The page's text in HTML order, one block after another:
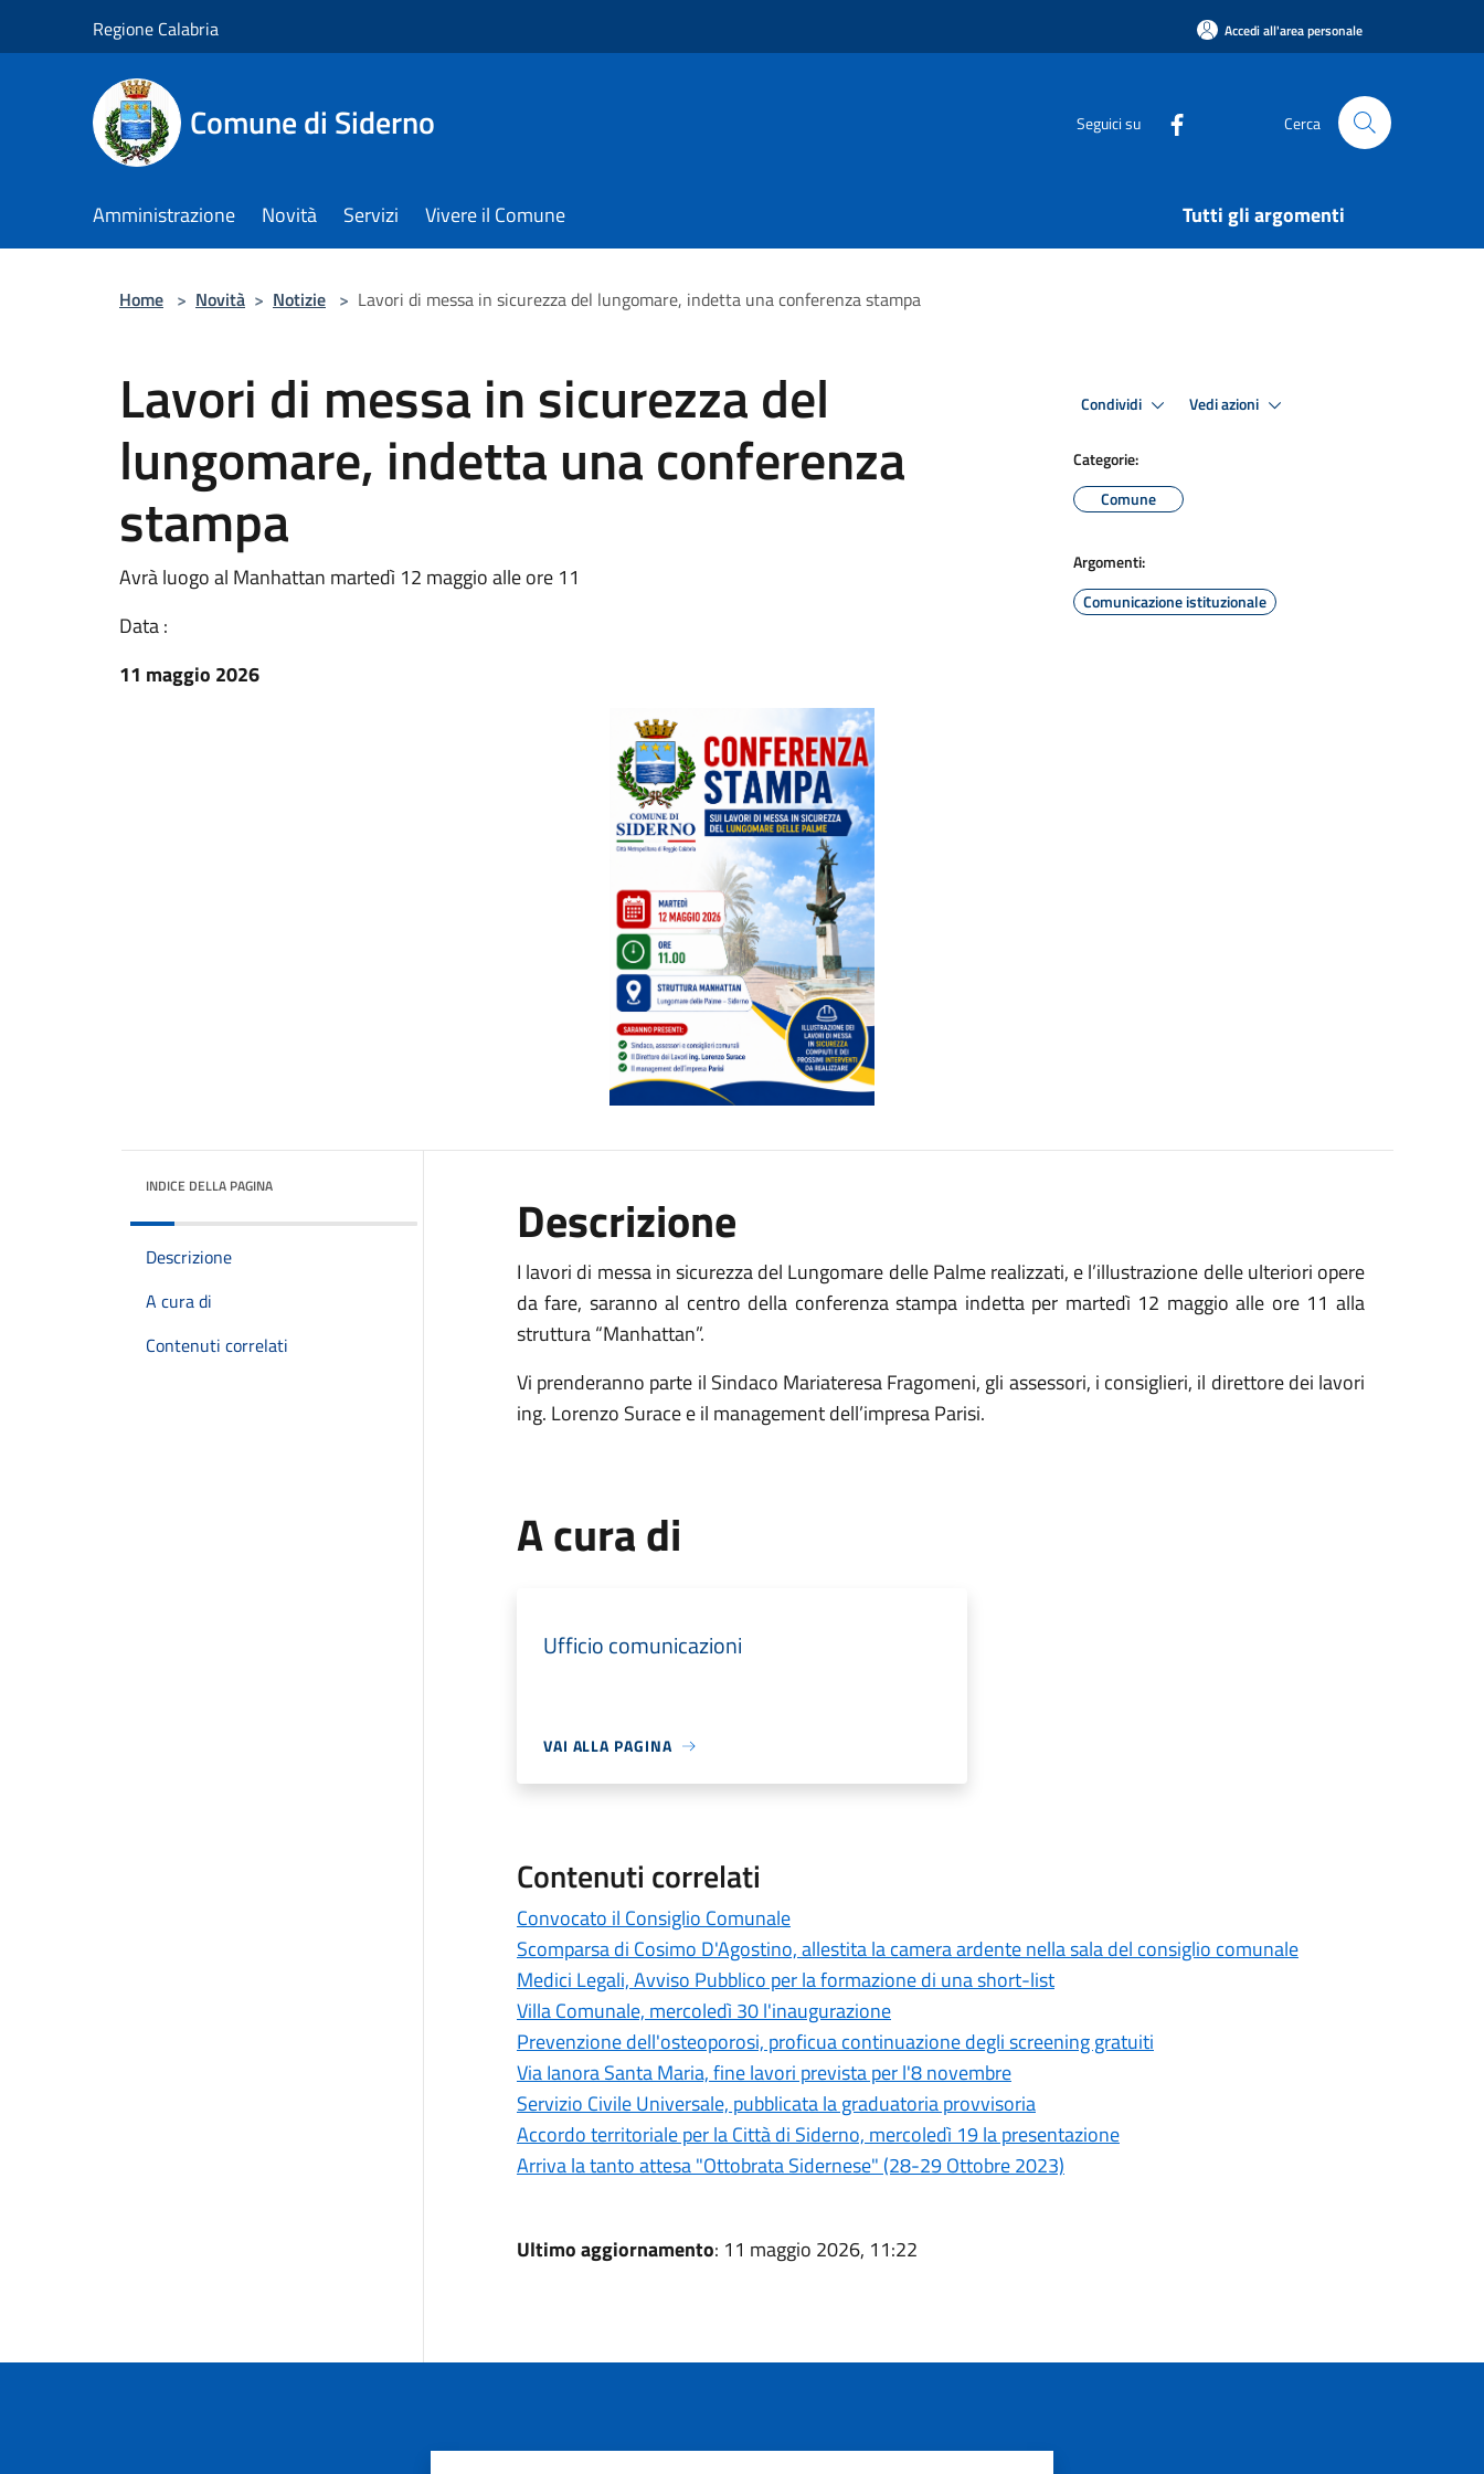
Regione Calabria Accedi all'area personale
Comune di Siderno Seguici su Cerca
Amministrazione Novità Servizi Vivere il Comune Tutti gli argomenti
Home > Novità > Notizie > Lavori di messa in sicurezza del lungomare, indetta una conferenza stampa
Lavori di messa in sicurezza del
lungomare, indetta una conferenza
stampa
Avrà luogo al Manhattan martedì 12 maggio alle ore 11
Data :
11 maggio 2026
Condividi Vedi azioni
Categorie:
Comune
Argomenti:
Comunicazione istituzionale
INDICE DELLA PAGINA
Descrizione
A cura di
Contenuti correlati
Descrizione
I lavori di messa in sicurezza del Lungomare delle Palme realizzati, e l’illustrazione delle ulteriori opere
da fare, saranno al centro della conferenza stampa indetta per martedì 12 maggio alle ore 11 alla
struttura “Manhattan”.
Vi prenderanno parte il Sindaco Mariateresa Fragomeni, gli assessori, i consiglieri, il direttore dei lavori
ing. Lorenzo Surace e il management dell’impresa Parisi.
A cura di
Ufficio comunicazioni
VAI ALLA PAGINA
Contenuti correlati
Convocato il Consiglio Comunale
Scomparsa di Cosimo D'Agostino, allestita la camera ardente nella sala del consiglio comunale
Medici Legali, Avviso Pubblico per la formazione di una short-list
Villa Comunale, mercoledì 30 l'inaugurazione
Prevenzione dell'osteoporosi, proficua continuazione degli screening gratuiti
Via Ianora Santa Maria, fine lavori prevista per l'8 novembre
Servizio Civile Universale, pubblicata la graduatoria provvisoria
Accordo territoriale per la Città di Siderno, mercoledì 19 la presentazione
Arriva la tanto attesa "Ottobrata Sidernese" (28-29 Ottobre 2023)
Ultimo aggiornamento: 11 maggio 2026, 11:22